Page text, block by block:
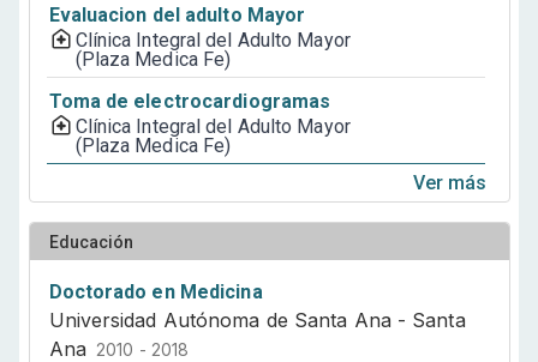
Evaluacion del adulto Mayor
Clínica Integral del Adulto Mayor
(Plaza Medica Fe)
Toma de electrocardiogramas
Clínica Integral del Adulto Mayor
(Plaza Medica Fe)
Ver más
Educación
Doctorado en Medicina
Universidad Autónoma de Santa Ana - Santa
Ana 2010 - 2018